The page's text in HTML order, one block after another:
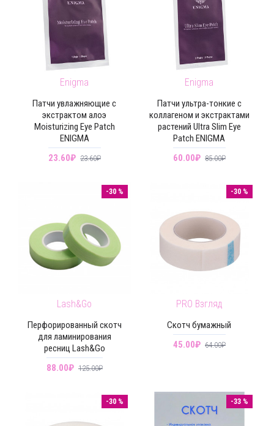
Enigma
Патчи увлажняющие с
экстрактом алоэ
Moisturizing Eye Patch
ENIGMA
23.60₽ 23.60₽
Enigma
Патчи ультра-тонкие с
коллагеном и экстрактами
растений Ultra Slim Eye
Patch ENIGMA
60.00₽ 85.00₽
-30 %
Lash&Go
Перфорированный скотч
для ламинирования
ресниц Lash&Go
88.00₽ 125.00₽
-30 %
PRO Взгляд
Скотч бумажный
45.00₽ 64.00₽
-30 % -33 %